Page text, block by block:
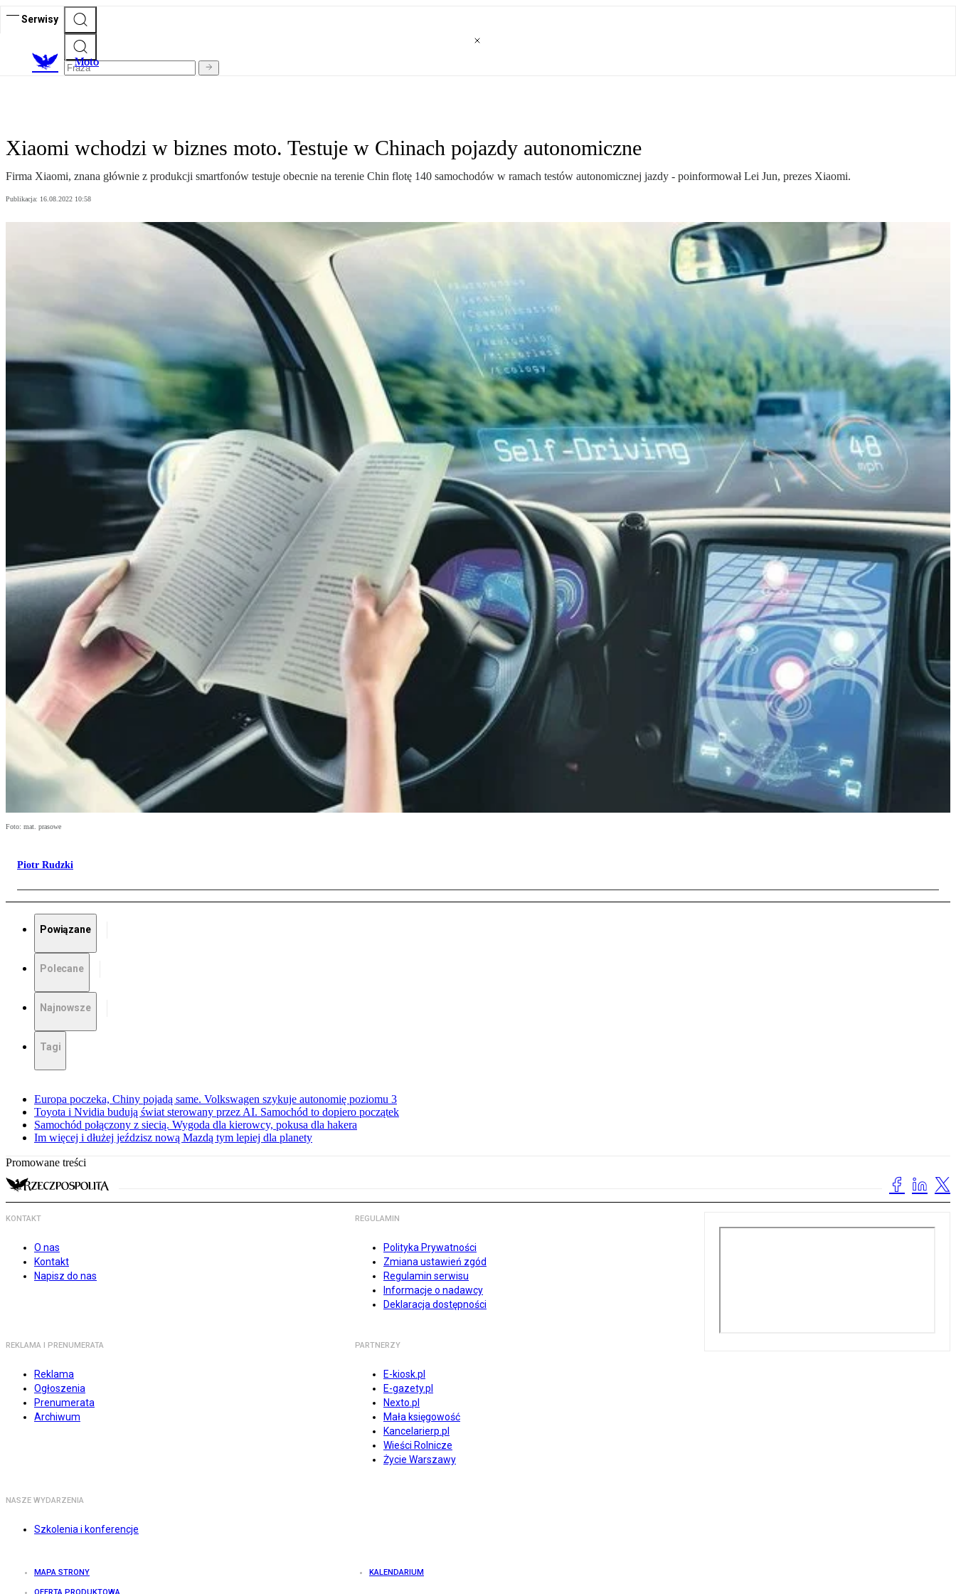
Serwisy
Moto
Xiaomi wchodzi w biznes moto. Testuje w Chinach pojazdy autonomiczne
Firma Xiaomi, znana głównie z produkcji smartfonów testuje obecnie na terenie Chin flotę 140 samochodów w ramach testów autonomicznej jazdy - poinformował Lei Jun, prezes Xiaomi.
Publikacja: 16.08.2022 10:58
Foto: mat. prasowe
Piotr Rudzki
Powiązane
Polecane
Najnowsze
Tagi
Europa poczeka, Chiny pojadą same. Volkswagen szykuje autonomię poziomu 3
Toyota i Nvidia budują świat sterowany przez AI. Samochód to dopiero początek
Samochód połączony z siecią. Wygoda dla kierowcy, pokusa dla hakera
Im więcej i dłużej jeździsz nową Mazdą tym lepiej dla planety
Promowane treści
KONTAKT
O nas
Kontakt
Napisz do nas
REGULAMIN
Polityka Prywatności
Zmiana ustawień zgód
Regulamin serwisu
Informacje o nadawcy
Deklaracja dostępności
REKLAMA I PRENUMERATA
Reklama
Ogłoszenia
Prenumerata
Archiwum
PARTNERZY
E-kiosk.pl
E-gazety.pl
Nexto.pl
Mała księgowość
Kancelarierp.pl
Wieści Rolnicze
Życie Warszawy
NASZE WYDARZENIA
Szkolenia i konferencje
MAPA STRONY KALENDARIUM